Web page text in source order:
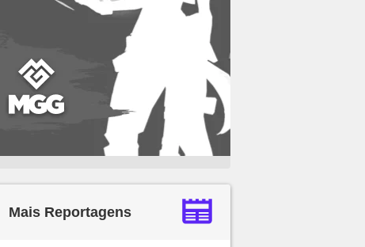
Mais Reportagens